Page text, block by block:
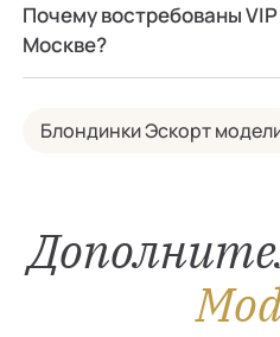
Почему востребованы VIP
Москве?
Блондинки Эскорт